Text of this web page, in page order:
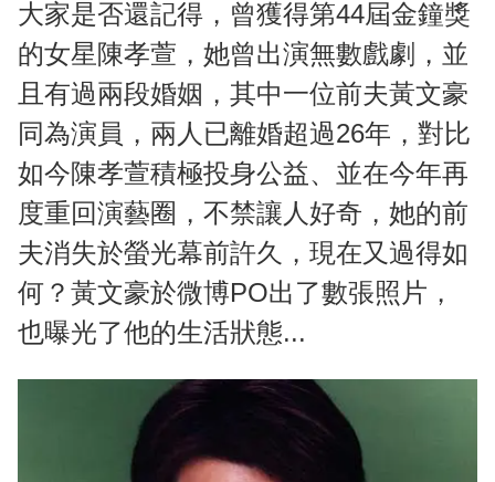
M
u
t
e
大家是否還記得，曾獲得第44屆金鐘獎
的女星陳孝萱，她曾出演無數戲劇，並
且有過兩段婚姻，其中一位前夫黃文豪
同為演員，兩人已離婚超過26年，對比
如今陳孝萱積極投身公益、並在今年再
度重回演藝圈，不禁讓人好奇，她的前
夫消失於螢光幕前許久，現在又過得如
何？黃文豪於微博PO出了數張照片，
也曝光了他的生活狀態...